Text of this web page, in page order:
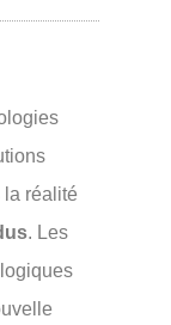
réalité
. Les